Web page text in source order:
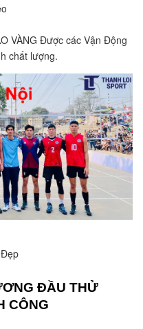
VÀNG Được các Vận Động
chất lượng.
ĐẦU THỬ
CÔNG